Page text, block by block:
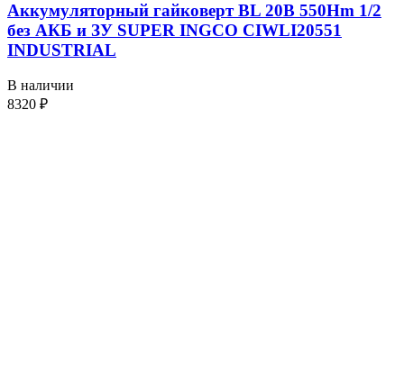
Аккумуляторный гайковерт BL 20В 550Hm 1/2
без АКБ и ЗУ SUPER INGCO CIWLI20551
INDUSTRIAL
В наличии
8320 ₽